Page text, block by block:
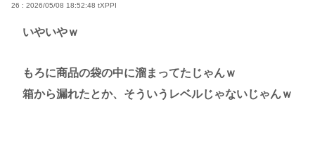
26 : 2026/05/08 18:52:48 tXPPI
いやいやｗ
もろに商品の袋の中に溜まってたじゃんｗ
箱から漏れたとか、そういうレベルじゃないじゃんｗ